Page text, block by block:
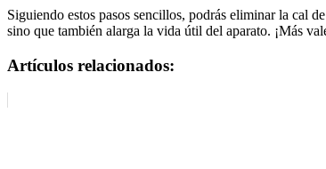
Siguiendo estos pasos sencillos, podrás eliminar la cal
sino que también alarga la vida útil del aparato. ¡Más
Artículos relacionados: